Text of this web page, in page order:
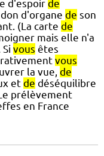
d'espoir de
d'organe de son
(La carte de
mais elle n'a
vous êtes
vous
la vue, de
et de déséquilibre
prélèvement
en France